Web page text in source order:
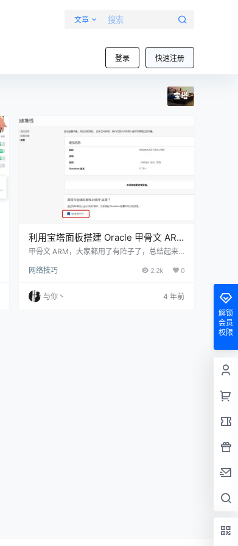
文章
登录 快速注册
宝塔
利用宝塔面板搭建 Oracle 甲骨文 ARM
VPS自动抢购脚本
甲骨文 ARM，大家都用了有阵子了，总结起来
mjj太多，线路已经不堪重负。特别是韩国区，线
家都用上了脚本，又因为用脚本的人太多，有很
多刷机的童鞋收到了警告的邮件，这就很矛盾
网络技巧 2.2k 0
与你丶
4 年前
解锁
会员
权限